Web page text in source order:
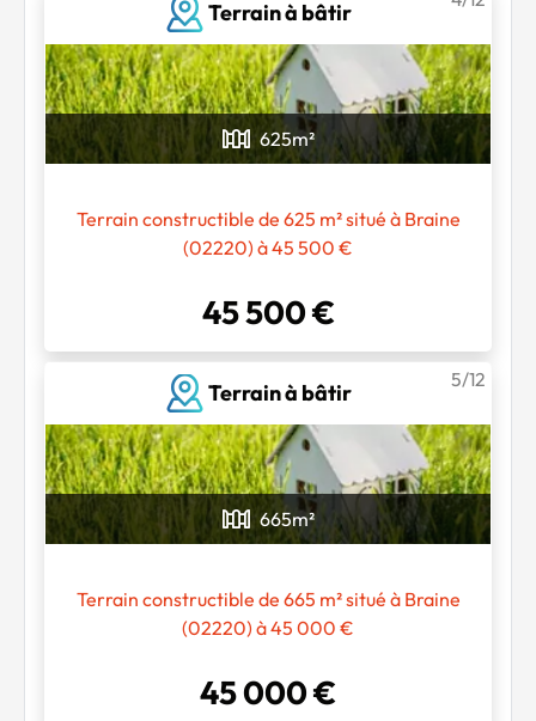
Terrain à bâtir
625m²
Terrain constructible de 625 m² situé à Braine
(02220) à 45 500 €
45 500 €
Terrain à bâtir
5/12
665m²
Terrain constructible de 665 m² situé à Braine
(02220) à 45 000 €
45 000 €